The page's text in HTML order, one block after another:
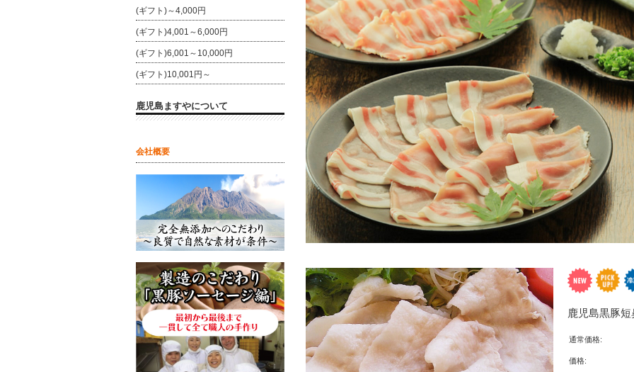
鹿児島黒豚
通常価格:
価格:
(ギフト)～4,000円
(ギフト)4,001～6,000円
(ギフト)6,001～10,000円
(ギフト)10,001円～
鹿児島ますやについて
会社概要